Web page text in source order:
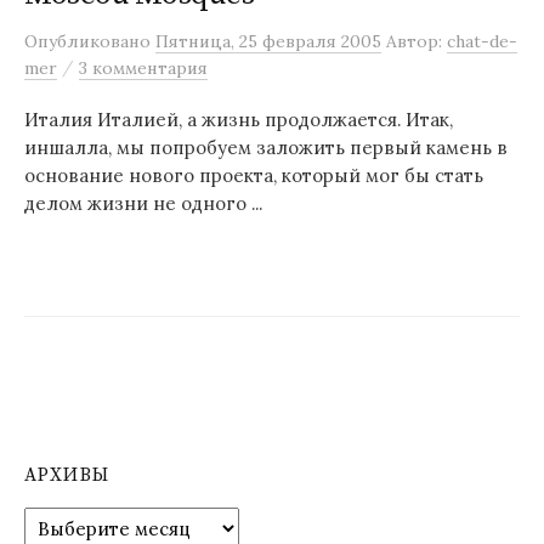
м
у
Опубликовано Пятница, 25 февраля 2005 Автор: chat-de-
mer / 3 комментария
Италия Италией, а жизнь продолжается. Итак,
иншалла, мы попробуем заложить первый камень в
основание нового проекта, который мог бы стать
делом жизни не одного ...
АРХИВЫ